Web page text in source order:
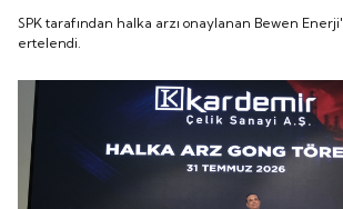
SPK tarafından halka arzı onaylanan Bewen
ertelendi.